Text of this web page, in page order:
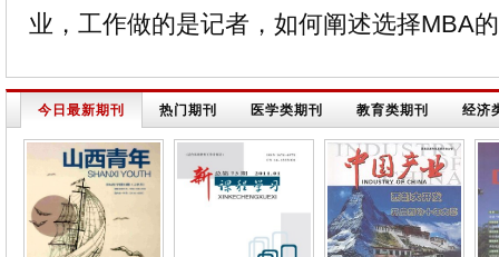
业，工作做的是记者，如何阐述选择MBA
今日最新期刊 热门期刊 医学类期刊 教育类期刊 经济